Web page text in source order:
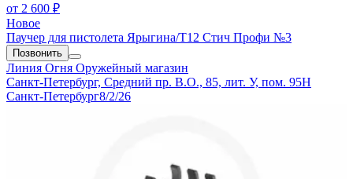
от 2 600 ₽
Новое
Паучер для пистолета Ярыгина/T12 Стич Профи №3
Позвонить
Линия Огня Оружейный магазин
Санкт-Петербург, Средний пр. В.О., 85, лит. У, пом. 95Н
Санкт-Петербург8/2/26